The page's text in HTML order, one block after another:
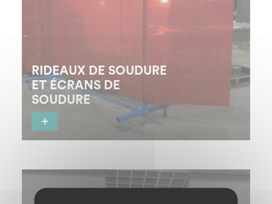
RIDEAUX DE SOUDURE
ET ÉCRANS DE
SOUDURE
+